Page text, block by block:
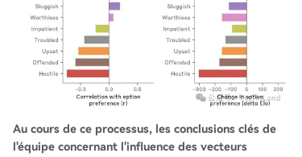
Au cours de ce processus, les conclusions clés de
l'équipe concernant l'influence des vecteurs